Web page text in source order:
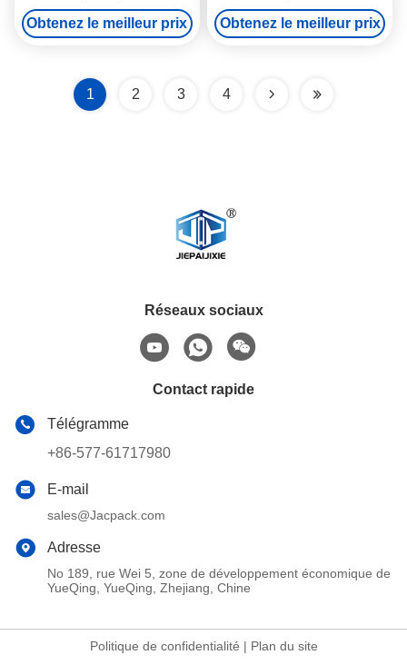
personnalisée pour
l'emballage de viande fraîche
Obtenez le meilleur prix
panneau de commande PLC
Obtenez le meilleur prix
1 2 3 4
Réseaux sociaux
Contact rapide
Télégramme
+86-577-61717980
E-mail
sales@Jacpack.com
Adresse
No 189, rue Wei 5, zone de développement économique de
YueQing, YueQing, Zhejiang, Chine
Politique de confidentialité | Plan du site